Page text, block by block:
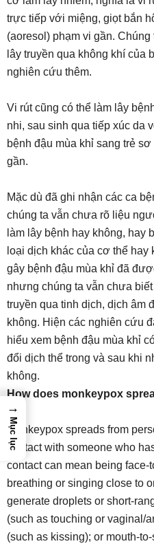
trực tiếp với miệng, giọt bắn
(aoresol) phạm vi gần.
lây truyền qua không khí của
nghiên cứu thêm.
Vi rút cũng có thể làm lây
nhi, sau sinh qua tiếp xúc da
bệnh đậu mùa khỉ sang trẻ
gần.
Mặc dù đã ghi nhận các ca
chúng ta vẫn chưa rõ liệu
làm lây bệnh hay không, hay
loại dịch khác của cơ thể
gây bệnh đậu mùa khỉ đã
nhưng chúng ta vẫn chưa
truyền qua tinh dịch, dịch âm
không. Hiện các nghiên cứu
hiểu xem bệnh đậu mùa khỉ
đổi dịch thể trong và sau khi
không.
How does monkeypox
Monkeypox spreads from
contact with someone who
contact can mean being face-
breathing or singing close to
generate droplets or short-
(such as touching or vaginal/
(such as kissing); or mouth-
→
Mục lục